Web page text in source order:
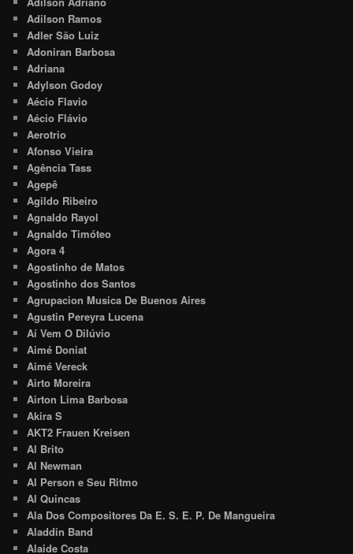
Adilson Ramos
Adler São Luiz
Adoniran Barbosa
Adriana
Adylson Godoy
Aécio Flavio
Aécio Flávio
Aerotrio
Afonso Vieira
Agência Tass
Agepê
Agildo Ribeiro
Agnaldo Rayol
Agnaldo Timóteo
Agora 4
Agostinho de Matos
Agostinho dos Santos
Agrupacion Musica De Buenos Aires
Agustin Pereyra Lucena
Aí Vem O Dilúvio
Aimé Doniat
Aimé Vereck
Airto Moreira
Airton Lima Barbosa
Akira S
AKT2 Frauen Kreisen
Al Brito
Al Newman
Al Person e Seu Ritmo
Al Quincas
Ala Dos Compositores Da E. S. E. P. De Mangueira
Aladdin Band
Alaide Costa